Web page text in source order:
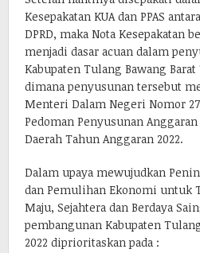
Kesepakatan KUA dan PPAS
DPRD, maka Nota Kesepakatan
menjadi dasar acuan dalam
Kabupaten Tulang Bawang
dimana penyusunan tersebut
Menteri Dalam Negeri Nomor
Pedoman Penyusunan
Daerah Tahun Anggaran 2022.
Dalam upaya mewujudkan
dan Pemulihan Ekonomi untuk
Maju, Sejahtera dan Berdaya
pembangunan Kabupaten
2022 diprioritaskan pada :